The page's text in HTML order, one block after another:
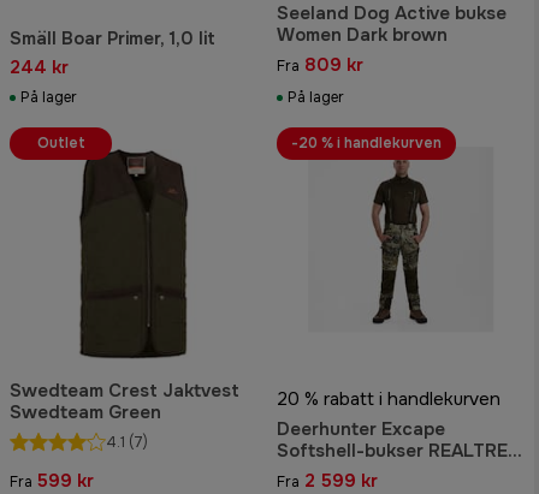
Smäll Boar Primer, 1,0 lit
244 kr
På lager
Seeland Dog Active bukse
Women Dark brown
Fra 809 kr
På lager
Swedteam Crest Jaktvest
Swedteam Green
4.1 (7)
Fra 599 kr
Outlet
20 % rabatt i handlekurven
Deerhunter Excape
Softshell-bukser REALTREE
EXCAPE™ for menn
Fra 2 599 kr
-20 % i handlekurven